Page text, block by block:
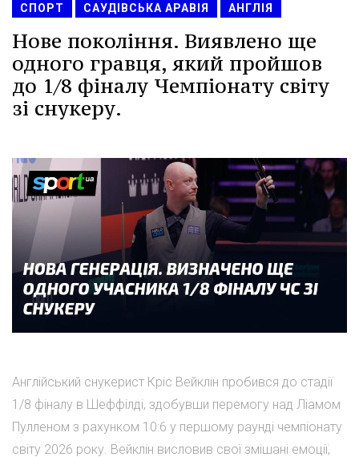
СПОРТ САУДІВСЬКА АРАВІЯ АНГЛІЯ
Нове покоління. Виявлено ще
одного гравця, який пройшов
до 1/8 фіналу Чемпіонату світу
зі снукеру.
Англійський снукерист Кріс Вейклін пробився до стадії
1/8 фіналу в Шеффілді, здобувши перемогу над Ліамом
Пулленом з рахунком 10:6 у першому раунді чемпіонату
світу 2026 року. Вейклін висловив свої змішані емоції,